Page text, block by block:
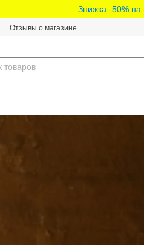
Знижка -50% на
Отзывы о магазине